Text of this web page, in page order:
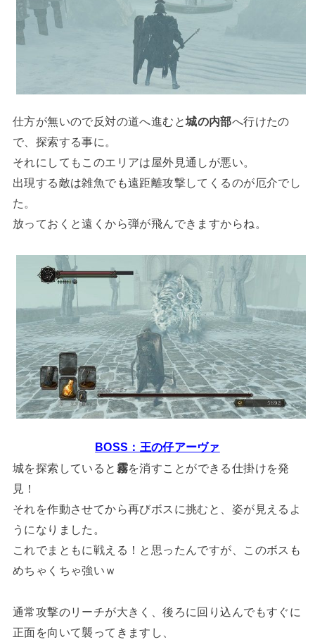
仕方が無いので反対の道へ進むと城の内部へ行けたの
で、探索する事に。
それにしてもこのエリアは屋外見通しが悪い。
出現する敵は雑魚でも遠距離攻撃してくるのが厄介でし
た。
放っておくと遠くから弾が飛んできますからね。
BOSS：王の仔アーヴァ
城を探索していると 霧を消すことができる仕掛けを発
見！
それを作動させてから再びボスに挑むと、姿が見えるよ
うになりました。
これでまともに戦える！と思ったんですが、このボスも
めちゃくちゃ強いｗ
通常攻撃のリーチが大きく、後ろに回り込んでもすぐに
正面を向いて襲ってきますし、